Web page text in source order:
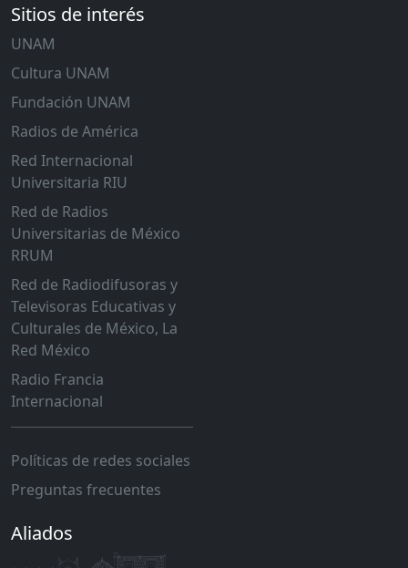
Sitios de interés
UNAM
Cultura UNAM
Fundación UNAM
Radios de América
Red Internacional
Universitaria RIU
Red de Radios
Universitarias de México
RRUM
Red de Radiodifusoras y
Televisoras Educativas y
Culturales de México, La
Red México
Radio Francia
Internacional
Políticas de redes sociales
Preguntas frecuentes
Aliados